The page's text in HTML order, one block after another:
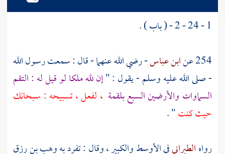
1 - 24 - 2 - ( باب ) .
254 عن
ابن عباس- رضي الله عنهما - قال : سمعت رسول الله
- صلى الله عليه وسلم - يقول : "إن لله ملكا لو قيل له : التقم
السماوات والأرضين السبع بلقمة ، لفعل ، تسبيحه : سبحانك
حيث كنت" .
رواهالطبرانيفي الأوسط والكبير ، وقال : تفرد بهوهب بن رزق